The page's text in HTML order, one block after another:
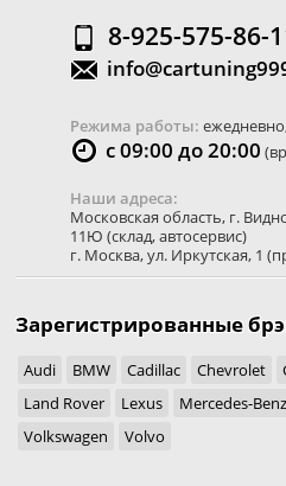
8-925-575-86-
Режима работы:
с 09:00 до 20:00
Наши адреса:
Московская область, г.
11Ю (склад, автосервис)
г. Москва,ул. Иркутская, 1
Зарегистрированные
Audi BMW Cadillac Chevrolet
Land Rover
Lexus Mercedes-Benz
Volkswagen
Volvo